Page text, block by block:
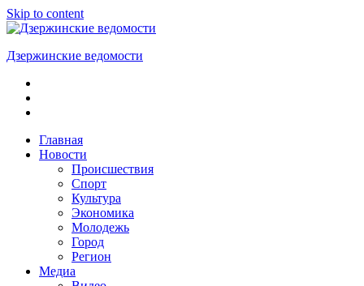
Skip to content
Дзержинские ведомости
ОБЩЕСТВЕННО-
ПОЛИТИЧЕСКАЯ
ГАЗЕТАГлавная
Новости
Происшествия
Спорт
Культура
Экономика
Молодежь
Город
Регион
Медиа